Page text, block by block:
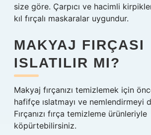
size göre. Çarpıcı ve hacimli
kıl fırçalı maskaralar uygundur.
MAKYAJ FIRÇASI
ISLATILIR MI?
Makyaj fırçanızı temizlemek için
hafifçe ıslatmayı ve nemlendirmeyi
Fırçanızı fırça temizleme ürünleriyle
köpürtebilirsiniz.